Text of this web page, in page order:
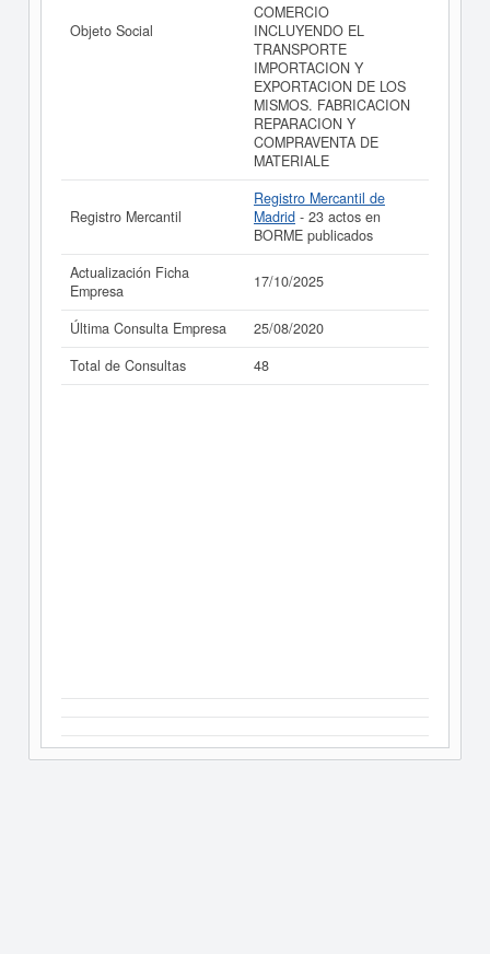
Objeto Social
COMERCIO
INCLUYENDO EL
TRANSPORTE
IMPORTACION Y
EXPORTACION DE LOS
MISMOS. FABRICACION
REPARACION Y
COMPRAVENTA DE
MATERIALE
Registro Mercantil
Registro Mercantil de
Madrid - 23 actos en
BORME publicados
Actualización Ficha
Empresa
17/10/2025
Última Consulta Empresa
25/08/2020
Total de Consultas
48